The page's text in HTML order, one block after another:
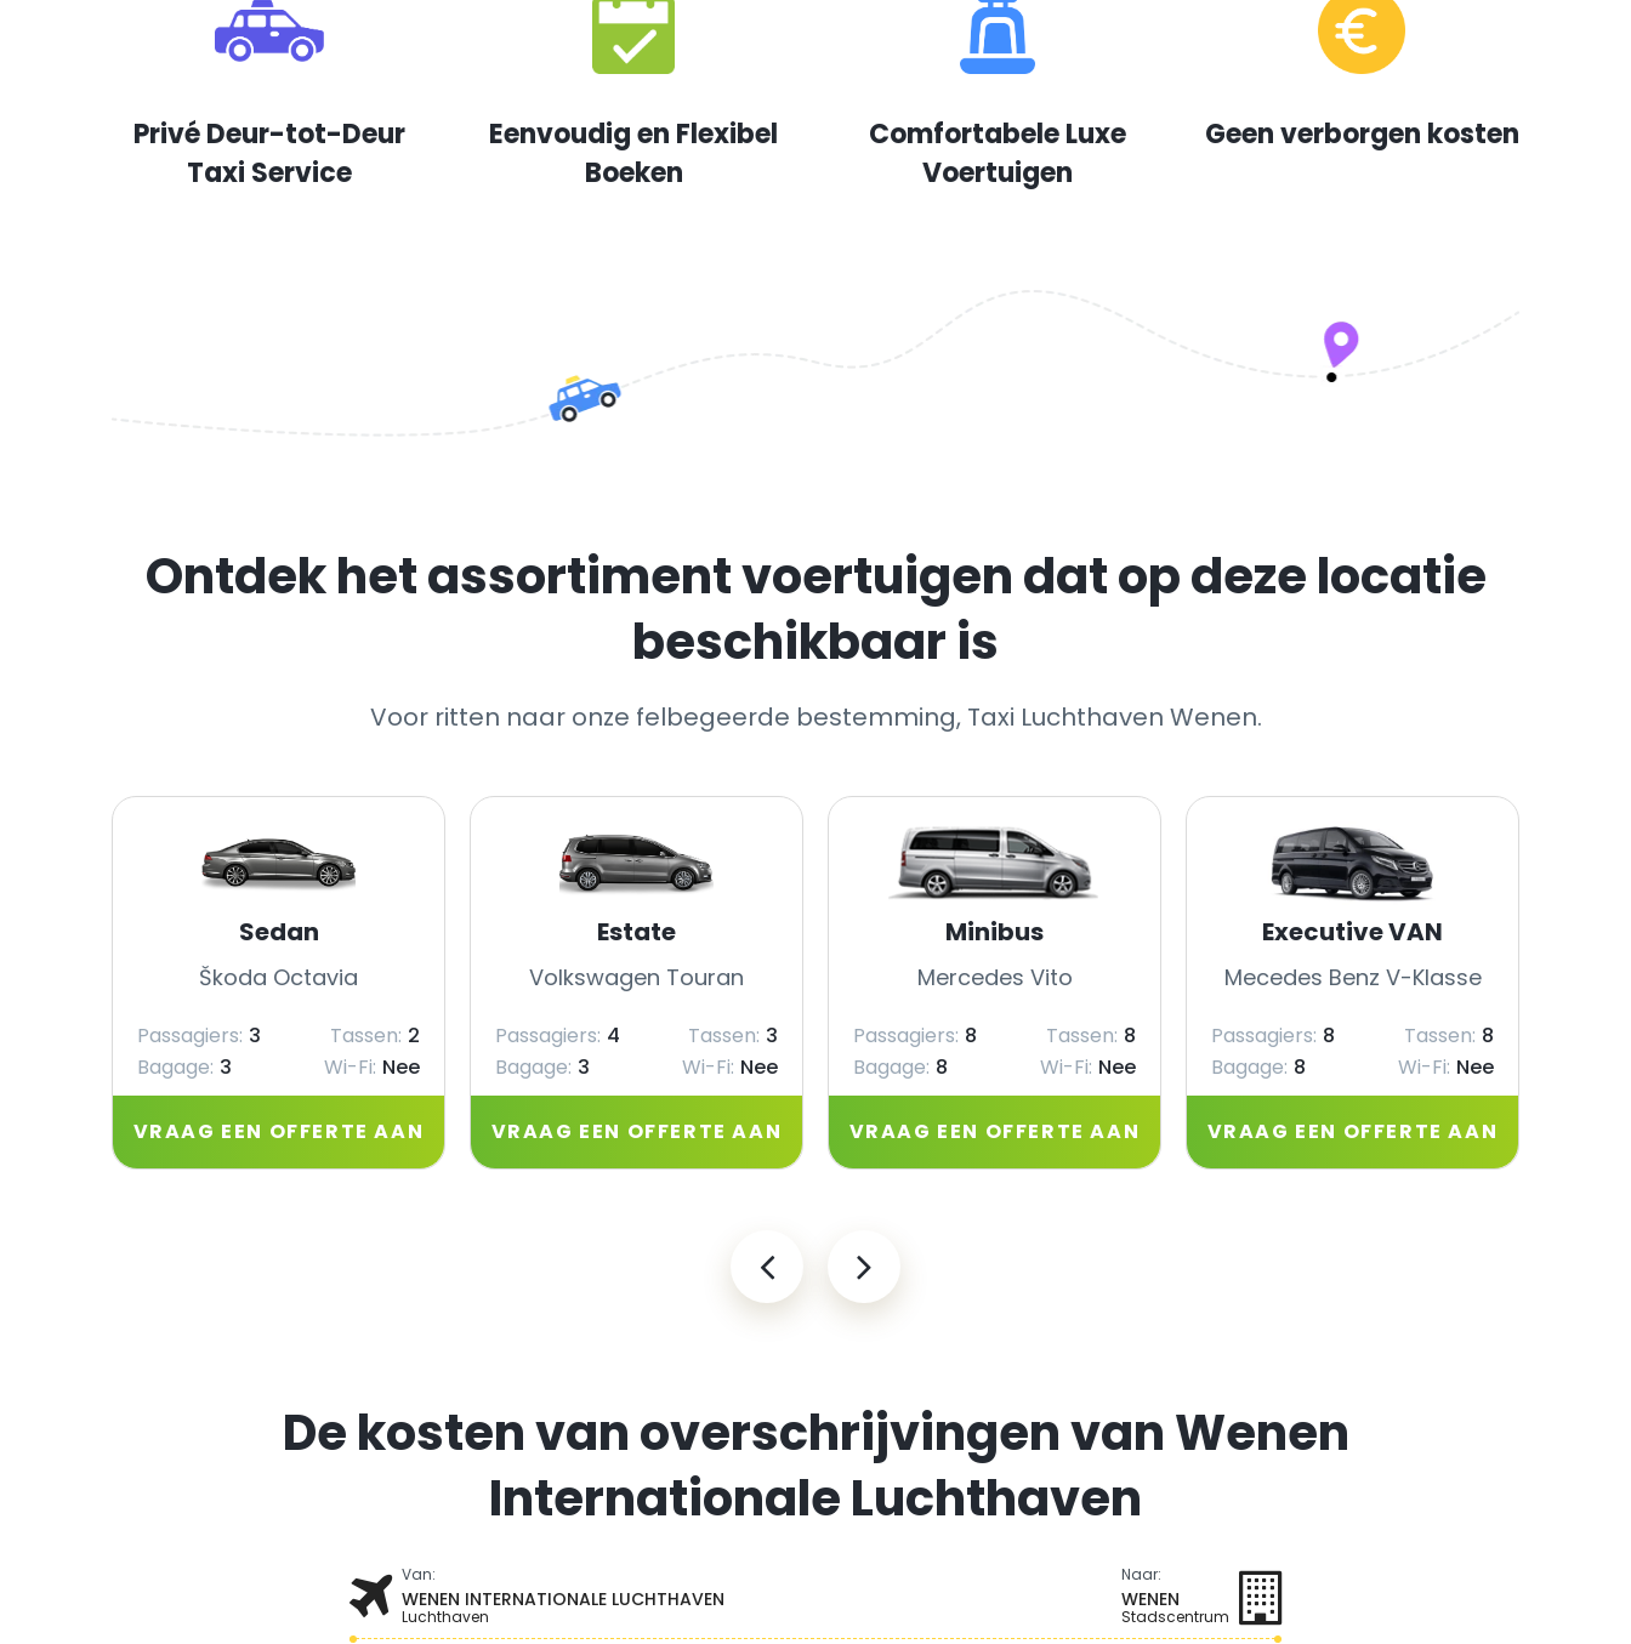
Privé Deur-tot-Deur
Taxi Service
Eenvoudig en Flexibel
Boeken
Comfortabele Luxe
Voertuigen
Geen verborgen kosten
Ontdek het assortiment voertuigen dat op deze locatie
beschikbaar is
Voor ritten naar onze felbegeerde bestemming, Taxi Luchthaven Wenen.
Sedan
Škoda Octavia
Passagiers: 3 Tassen: 2
Bagage: 3 Wi-Fi: Nee
VRAAG EEN OFFERTE AAN
Estate
Volkswagen Touran
Passagiers: 4 Tassen: 3
Bagage: 3 Wi-Fi: Nee
VRAAG EEN OFFERTE AAN
Minibus
Mercedes Vito
Passagiers: 8 Tassen: 8
Bagage: 8 Wi-Fi: Nee
VRAAG EEN OFFERTE AAN
Executive VAN
Mecedes Benz V-Klasse
Passagiers: 8 Tassen: 8
Bagage: 8 Wi-Fi: Nee
VRAAG EEN OFFERTE AAN
De kosten van overschrijvingen van Wenen
Internationale Luchthaven
Van:
WENEN INTERNATIONALE LUCHTHAVEN
Luchthaven
Naar:
WENEN
Stadscentrum